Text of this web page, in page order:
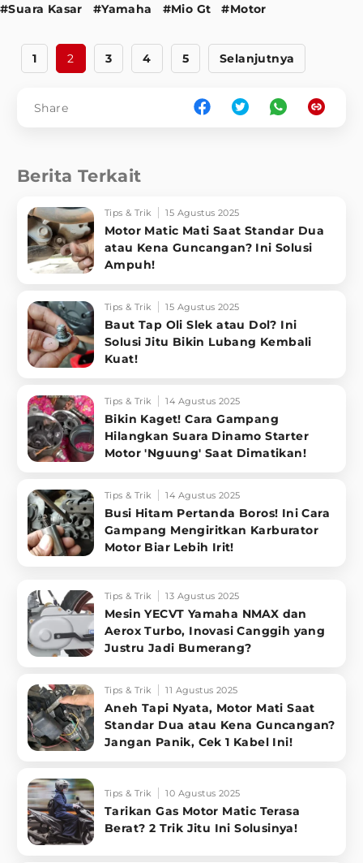
#Suara Kasar
#Yamaha #Mio Gt #Motor
1 2 3 4 5 Selanjutnya
Share
Berita Terkait
Tips & Trik 15 Agustus 2025
Motor Matic Mati Saat Standar Dua
atau Kena Guncangan? Ini Solusi
Ampuh!
Tips & Trik 15 Agustus 2025
Baut Tap Oli Slek atau Dol? Ini
Solusi Jitu Bikin Lubang Kembali
Kuat!
Tips & Trik 14 Agustus 2025
Bikin Kaget! Cara Gampang
Hilangkan Suara Dinamo Starter
Motor 'Nguung' Saat Dimatikan!
Tips & Trik 14 Agustus 2025
Busi Hitam Pertanda Boros! Ini Cara
Gampang Mengiritkan Karburator
Motor Biar Lebih Irit!
Tips & Trik 13 Agustus 2025
Mesin YECVT Yamaha NMAX dan
Aerox Turbo, Inovasi Canggih yang
Justru Jadi Bumerang?
Tips & Trik 11 Agustus 2025
Aneh Tapi Nyata, Motor Mati Saat
Standar Dua atau Kena Guncangan?
Jangan Panik, Cek 1 Kabel Ini!
Tips & Trik 10 Agustus 2025
Tarikan Gas Motor Matic Terasa
Berat? 2 Trik Jitu Ini Solusinya!